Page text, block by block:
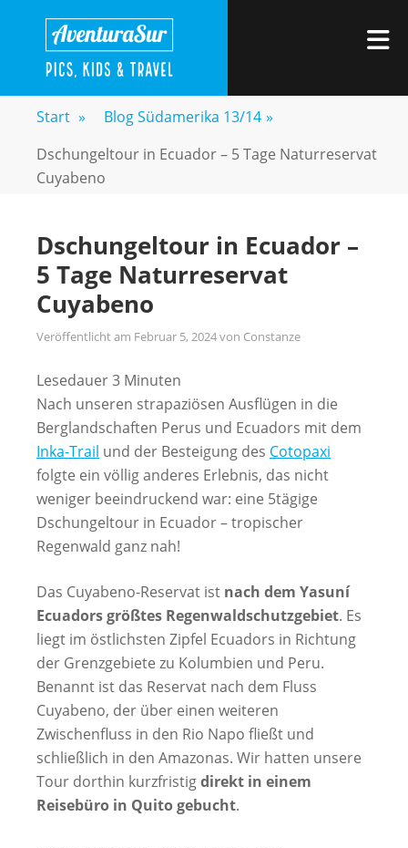
springen
AVENTURASUR
Start » Blog Südamerika 13/14 »
Dschungeltour in Ecuador – 5 Tage Naturreservat
Cuyabeno
Dschungeltour in Ecuador –
5 Tage Naturreservat
Cuyabeno
Veröffentlicht am Februar 5, 2024von Constanze
Lesedauer3 Minuten
Nach unseren strapaziösen Ausflügen in die
Berglandschaften Perus und Ecuadors mit dem
Inka-Trail und der Besteigung des Cotopaxi
folgte ein völlig anderes Erlebnis, das nicht
weniger beeindruckend war: eine 5tägige
Dschungeltour in Ecuador – tropischer
Regenwald ganz nah!
Das Cuyabeno-Reservat ist nach dem Yasuní
Ecuadors größtes Regenwaldschutzgebiet. Es
liegt im östlichsten Zipfel Ecuadors in Richtung
der Grenzgebiete zu Kolumbien und Peru.
Benannt ist das Reservat nach dem Fluss
Cuyabeno, der über einen weiteren
Zwischenfluss in den Rio Napo fließt und
schließlich in den Amazonas. Wir hatten unsere
Tour dorthin kurzfristigdirekt in einem
Reisebüro in Quito gebucht.